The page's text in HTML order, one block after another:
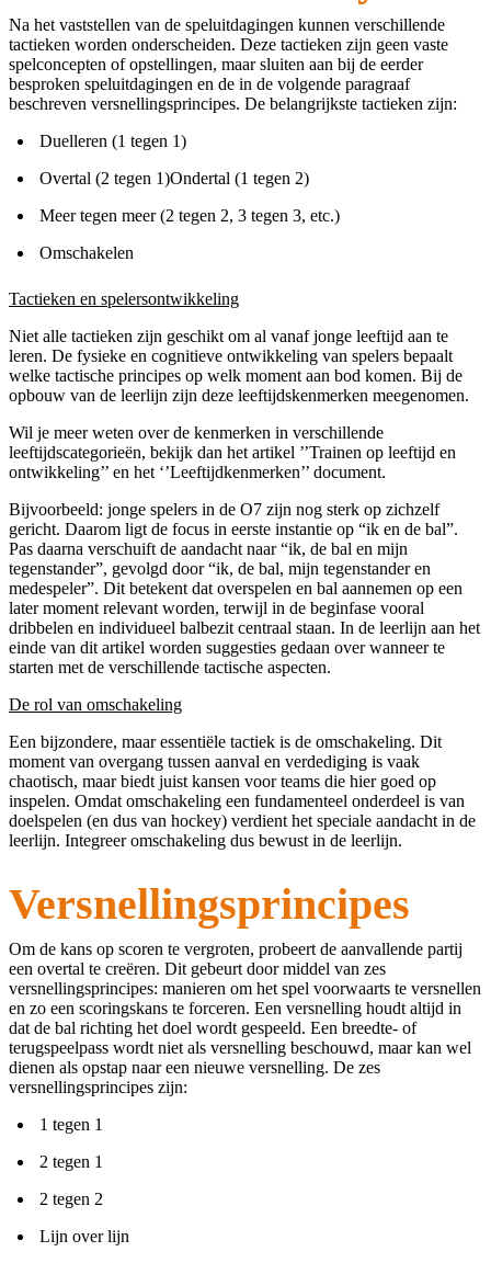
Na het vaststellen van de speluitdagingen kunnen verschillende
tactieken worden onderscheiden. Deze tactieken zijn geen vaste
spelconcepten of opstellingen, maar sluiten aan bij de eerder
besproken speluitdagingen en de in de volgende paragraaf
beschreven versnellingsprincipes. De belangrijkste tactieken zijn:
Duelleren (1 tegen 1)
Overtal (2 tegen 1)Ondertal (1 tegen 2)
Meer tegen meer (2 tegen 2, 3 tegen 3, etc.)
Omschakelen
Tactieken en spelersontwikkeling
Niet alle tactieken zijn geschikt om al vanaf jonge leeftijd aan te
leren. De fysieke en cognitieve ontwikkeling van spelers bepaalt
welke tactische principes op welk moment aan bod komen. Bij de
opbouw van de leerlijn zijn deze leeftijdskenmerken meegenomen.
Wil je meer weten over de kenmerken in verschillende
leeftijdscategorieën, bekijk dan het artikel ’’Trainen op leeftijd en
ontwikkeling’’ en het ‘’Leeftijdkenmerken’’ document.
Bijvoorbeeld: jonge spelers in de O7 zijn nog sterk op zichzelf
gericht. Daarom ligt de focus in eerste instantie op “ik en de bal”.
Pas daarna verschuift de aandacht naar “ik, de bal en mijn
tegenstander”, gevolgd door “ik, de bal, mijn tegenstander en
medespeler”. Dit betekent dat overspelen en bal aannemen op een
later moment relevant worden, terwijl in de beginfase vooral
dribbelen en individueel balbezit centraal staan. In de leerlijn aan het
einde van dit artikel worden suggesties gedaan over wanneer te
starten met de verschillende tactische aspecten.
De rol van omschakeling
Een bijzondere, maar essentiële tactiek is de omschakeling. Dit
moment van overgang tussen aanval en verdediging is vaak
chaotisch, maar biedt juist kansen voor teams die hier goed op
inspelen. Omdat omschakeling een fundamenteel onderdeel is van
doelspelen (en dus van hockey) verdient het speciale aandacht in de
leerlijn. Integreer omschakeling dus bewust in de leerlijn.
Versnellingsprincipes
Om de kans op scoren te vergroten, probeert de aanvallende partij
een overtal te creëren. Dit gebeurt door middel van zes
versnellingsprincipes: manieren om het spel voorwaarts te versnellen
en zo een scoringskans te forceren. Een versnelling houdt altijd in
dat de bal richting het doel wordt gespeeld. Een breedte- of
terugspeelpass wordt niet als versnelling beschouwd, maar kan wel
dienen als opstap naar een nieuwe versnelling. De zes
versnellingsprincipes zijn:
1 tegen 1
2 tegen 1
2 tegen 2
Lijn over lijn